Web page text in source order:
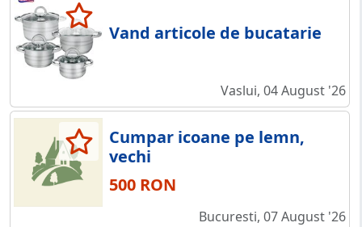
Vand articole de bucatarie
Vaslui, 04 August '26
Cumpar icoane pe lemn,
vechi
500 RON
Bucuresti, 07 August '26